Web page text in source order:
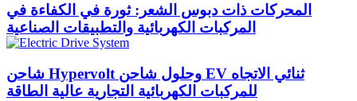
المحركات ذات دبوس الشعر: ثورة في الكفاءة في
المركبات الكهربائية والتطبيقات الصناعية
شاحن Hypervolt وحلول شاحن EV ثنائي الاتجاه
للمركبات الكهربائية التجارية عالية الطاقة